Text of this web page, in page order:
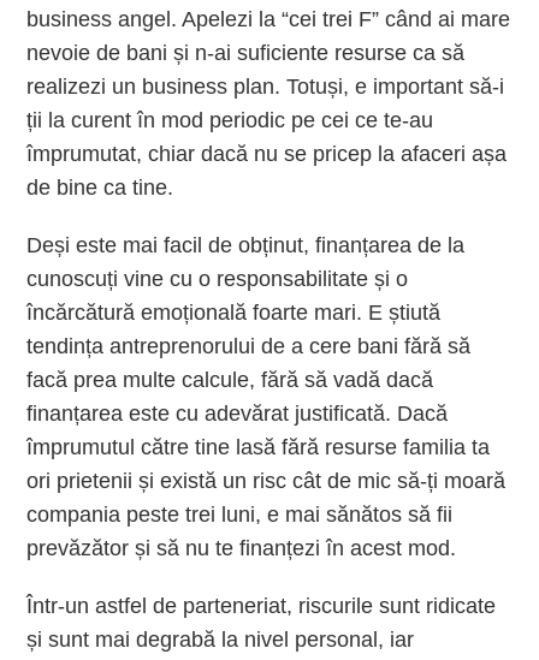
business angel . Apelezi la “cei trei F” când ai mare
nevoie de bani și n-ai suficiente resurse ca să
realizezi un business plan. Totuși, e important să-i
ții la curent în mod periodic pe cei ce te-au
împrumutat, chiar dacă nu se pricep la afaceri așa
de bine ca tine.
Deși este mai facil de obținut, finanțarea de la
cunoscuți vine cu o responsabilitate și o
încărcătură emoțională foarte mari. E știută
tendința antreprenorului de a cere bani fără să
facă prea multe calcule, fără să vadă dacă
finanțarea este cu adevărat justificată. Dacă
împrumutul către tine lasă fără resurse familia ta
ori prietenii și există un risc cât de mic să-ți moară
compania peste trei luni, e mai sănătos să fii
prevăzător și să nu te finanțezi în acest mod.
Într-un astfel de parteneriat, riscurile sunt ridicate
și sunt mai degrabă la nivel personal, iar